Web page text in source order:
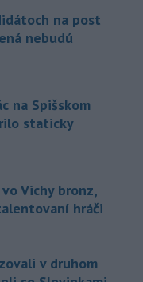
na post
nebudú
na Spišskom
staticky
Vichy bronz,
hráči
v druhom